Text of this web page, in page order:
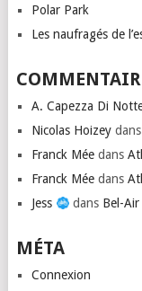
Polar Park
Les naufragés de
A. Capezza Di
Nicolas Hoizeydans
Franck Méedans
Franck Méedans
Jess
dans Bel-Air
MÉTA
Connexion